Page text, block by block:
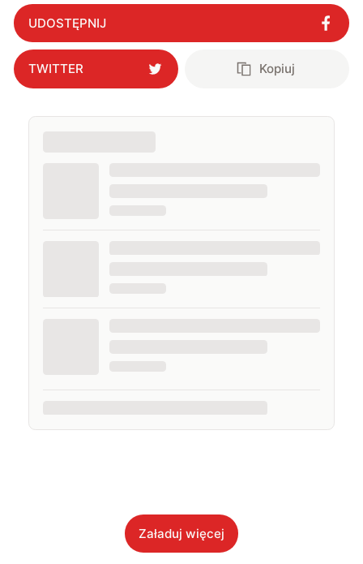
UDOSTĘPNIJ
TWITTER Kopiuj
Załaduj więcej